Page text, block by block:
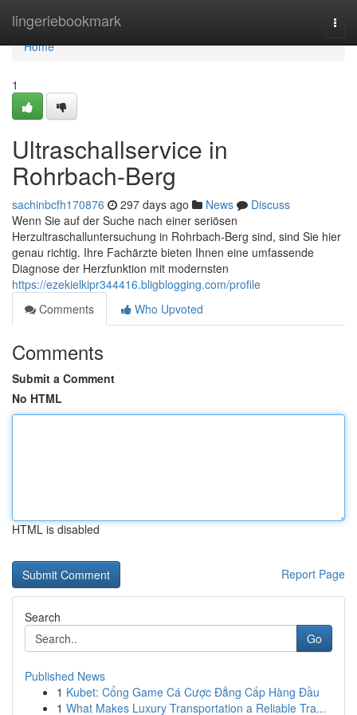
lingeriebookmark
Home
Home
1
Ultraschallservice in
Rohrbach-Berg
sachinbcfh170876 297 days ago News
Discuss
Wenn Sie auf der Suche nach einer seriösen
Herzultraschalluntersuchung in Rohrbach-Berg sind, sind Sie hier
genau richtig. Ihre Fachärzte bieten Ihnen eine umfassende
Diagnose der Herzfunktion mit modernsten
https://ezekielkipr344416.bligblogging.com/profile
Comments
Who Upvoted
Comments
Submit a Comment
No HTML
HTML is disabled
Report Page
Search
Go
Published News
1 Kubet: Cổng Game Cá Cược Đẳng Cấp Hàng Đầu
1 What Makes Luxury Transportation a Reliable Tra...